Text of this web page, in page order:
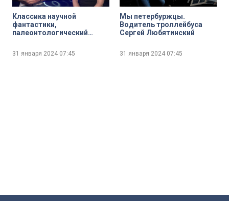
Классика научной
фантастики,
палеонтологический
группы Plazma: Максима
31 января 2024 07:45
Мы петербуржцы.
Водитель троллейбуса
Сергей Любятинский
31 января 2024 07:45